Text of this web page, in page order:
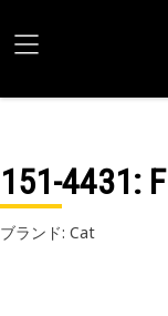
151-4431:
ブランド: Cat